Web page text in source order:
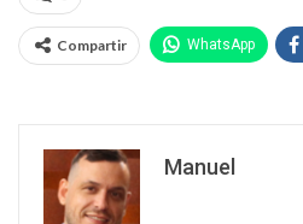
Compartir WhatsApp
Manuel